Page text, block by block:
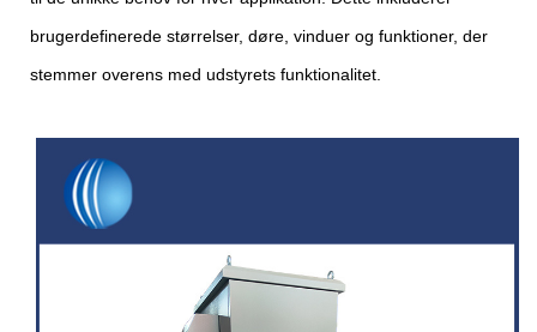
brugerdefinerede størrelser, døre, vinduer og funktioner, der
stemmer overens med udstyrets funktionalitet.